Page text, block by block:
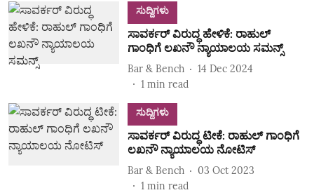
ಸುದ್ದಿಗಳು
ಸಾವರ್ಕರ್ ವಿರುದ್ಧ ಹೇಳಿಕೆ: ರಾಹುಲ್
ಗಾಂಧಿಗೆ ಲಖನೌ ನ್ಯಾಯಾಲಯ ಸಮನ್ಸ್
Bar & Bench
14 Dec 2024
1 min read
ಸುದ್ದಿಗಳು
ಸಾವರ್ಕರ್ ವಿರುದ್ಧ ಟೀಕೆ: ರಾಹುಲ್ ಗಾಂಧಿಗೆ
ಲಖನೌ ನ್ಯಾಯಾಲಯ ನೋಟಿಸ್
Bar & Bench
03 Oct 2023
1 min read